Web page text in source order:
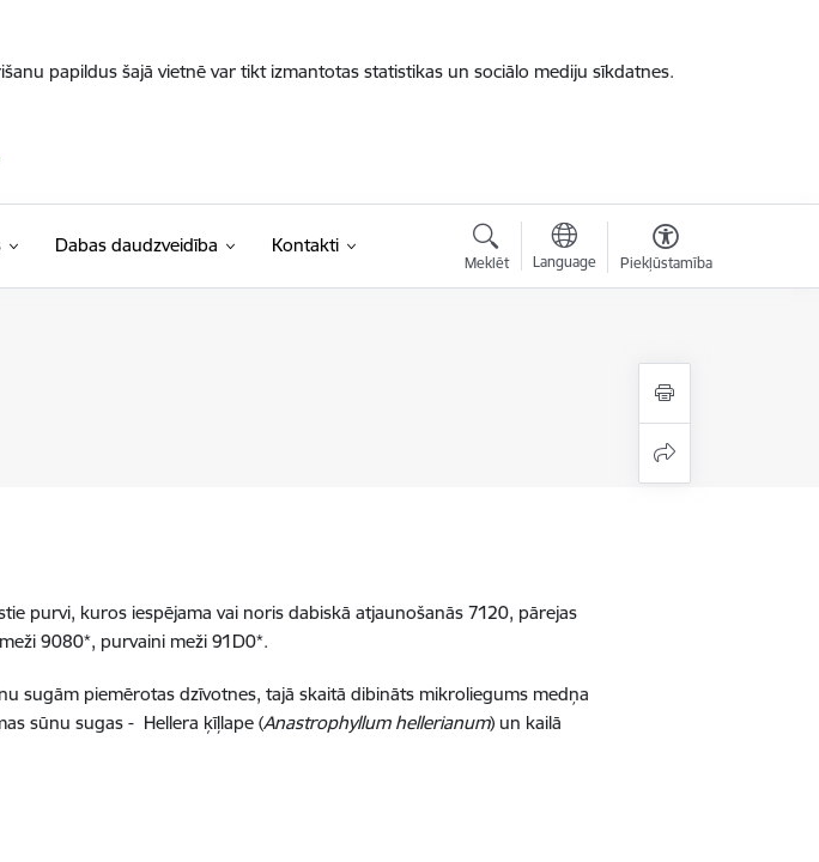
papildus šajā vietnē var tikt izmantotas statistikas un sociālo mediju sīkdatnes.
Dabas daudzveidība Kontakti
Meklēt Language Piekļūstamība
purvi, kuros iespējama vai noris dabiskā atjaunošanās 7120, pārejas
9080*, purvaini meži 91D0*.
sugām piemērotas dzīvotnes, tajā skaitā dibināts mikroliegums medņa
sūnu sugas - Hellera ķīļlape (Anastrophyllum hellerianum) un kailā